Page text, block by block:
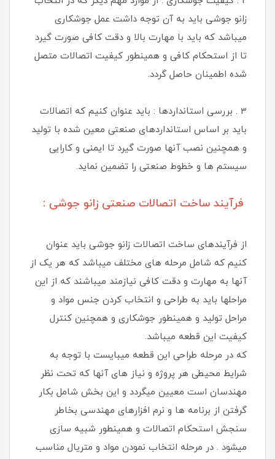
زانو جوشی باید به آن توجه داشت عمل جوشکاری
میباشد که باید با مهارت بالا و دقت کافی صورت گیرد
تا از استحکام کافی و همینطور کیفیت اتصالات متصل
شده اطمینان حاصل گردد.
3 . بررسی استانداردها : باید عنوان کنیم که اتصالات
باید بر اساس استانداردهای صنعتی معین شده با تولید
و همچنین نصب آنها صورت گیرد تا ایمنی و کارایی
سیستم ها و خطوط صنعتی را تضمین نماید.
فرآیند ساخت اتصالات صنعتی زانو جوشی :
از فرآیندهای ساخت اتصالات زانو جوشی باید عنوان
کنیم که شامل مرحله های مختلف میباشد که هر یک از
آنها به مهارت و دقت کافی نیازمند میباشند که از این
مراحلها باید به طراحی و انتخاب کردن جنس مواد و
مراحل تولید و همینطور جوشکاری و همچنین کنترل
کیفیت این قطعه میباشد.
که در مرحله طراحی این قطعه میبایست با توجه به
شرایط محیطی هر پروژه و نیاز های آنها که تحت نظر
مهندسان است معیین میگردد و این بخش شامل بکار
گرفتن از برنامه ها و نرم افزارهای مهندسی بخاطر
سنجش استحکام اتصالات و همینطور شبیه سازی
میشود . در مرحله انتخاب نمودن مواد و متریال مناسب